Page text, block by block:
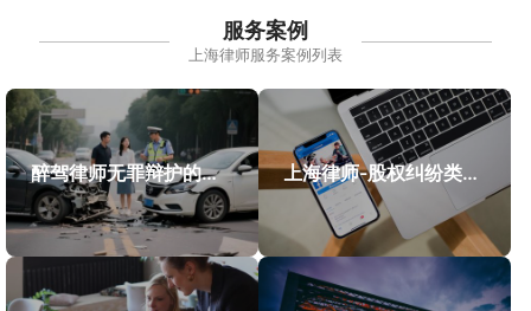
服务案例
上海律师服务案例列表
醉驾律师无罪辩护的成功案例 上海律师-股权纠纷类案件案例